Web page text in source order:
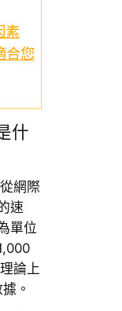
素
合您
什
網際
速
單位
論上
。